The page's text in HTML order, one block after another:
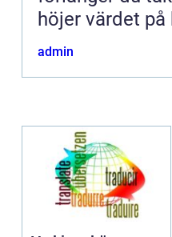
höjer värdet på
admin